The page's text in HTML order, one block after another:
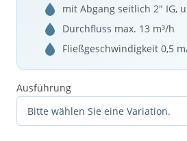
mit Abgang seitlich 2" IG,
Durchfluss max. 13 m³/h
Fließgeschwindigkeit 0,5
Ausführung
Bitte wählen Sie eine Variation.